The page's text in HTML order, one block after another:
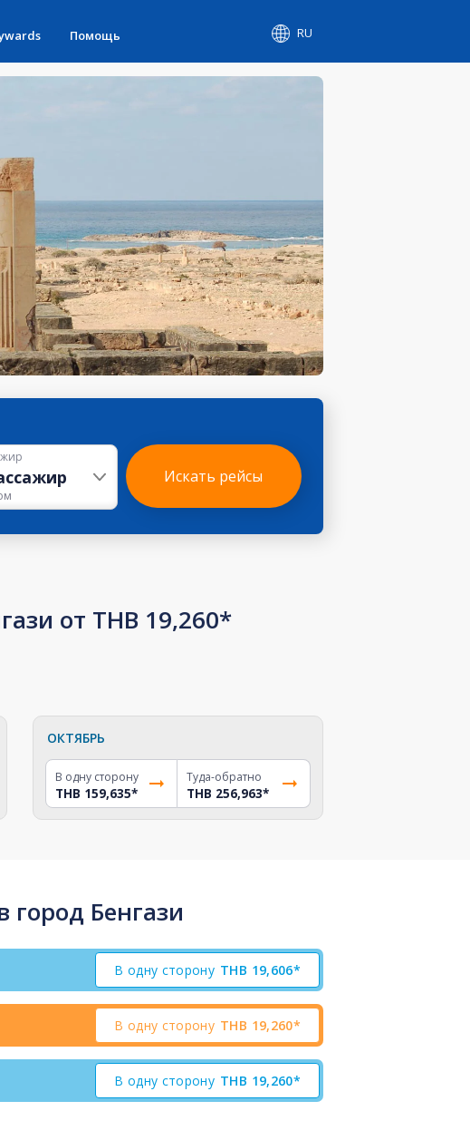
Помощь RU
Искать рейсы
от THB 19,260*
ОКТЯБРЬ
В одну сторону
THB 159,635*
Туда-обратно
THB 256,963*
Бенгази
В одну сторону THB 19,606*
В одну сторону THB 19,260*
В одну сторону THB 19,260*